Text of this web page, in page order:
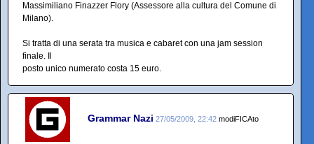
Massimiliano Finazzer Flory (Assessore alla cultura del Comune di
Milano).
Si tratta di una serata tra musica e cabaret con una jam session
finale. Il
posto unico numerato costa 15 euro.
Grammar Nazi 27/05/2009, 22:42 modiFICAto